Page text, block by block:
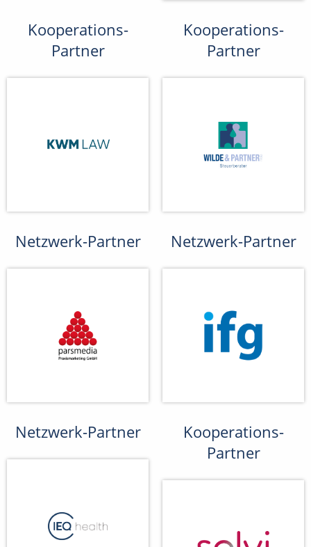
Kooperations-
Partner
Kooperations-
Partner
Netzwerk-Partner Netzwerk-Partner
Netzwerk-Partner
Kooperations-
Partner